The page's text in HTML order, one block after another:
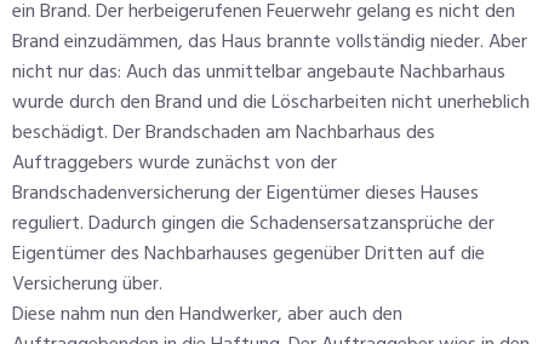
ein Brand. Der herbeigerufenen Feuerwehr gelang es nicht den
Brand einzudämmen, das Haus brannte vollständig nieder. Aber
nicht nur das: Auch das unmittelbar angebaute Nachbarhaus
wurde durch den Brand und die Löscharbeiten nicht unerheblich
beschädigt. Der Brandschaden am Nachbarhaus des
Auftraggebers wurde zunächst von der
Brandschadenversicherung der Eigentümer dieses Hauses
reguliert. Dadurch gingen die Schadensersatzansprüche der
Eigentümer des Nachbarhauses gegenüber Dritten auf die
Versicherung über.
Diese nahm nun den Handwerker, aber auch den